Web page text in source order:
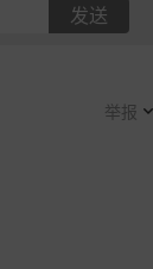
发送
举报